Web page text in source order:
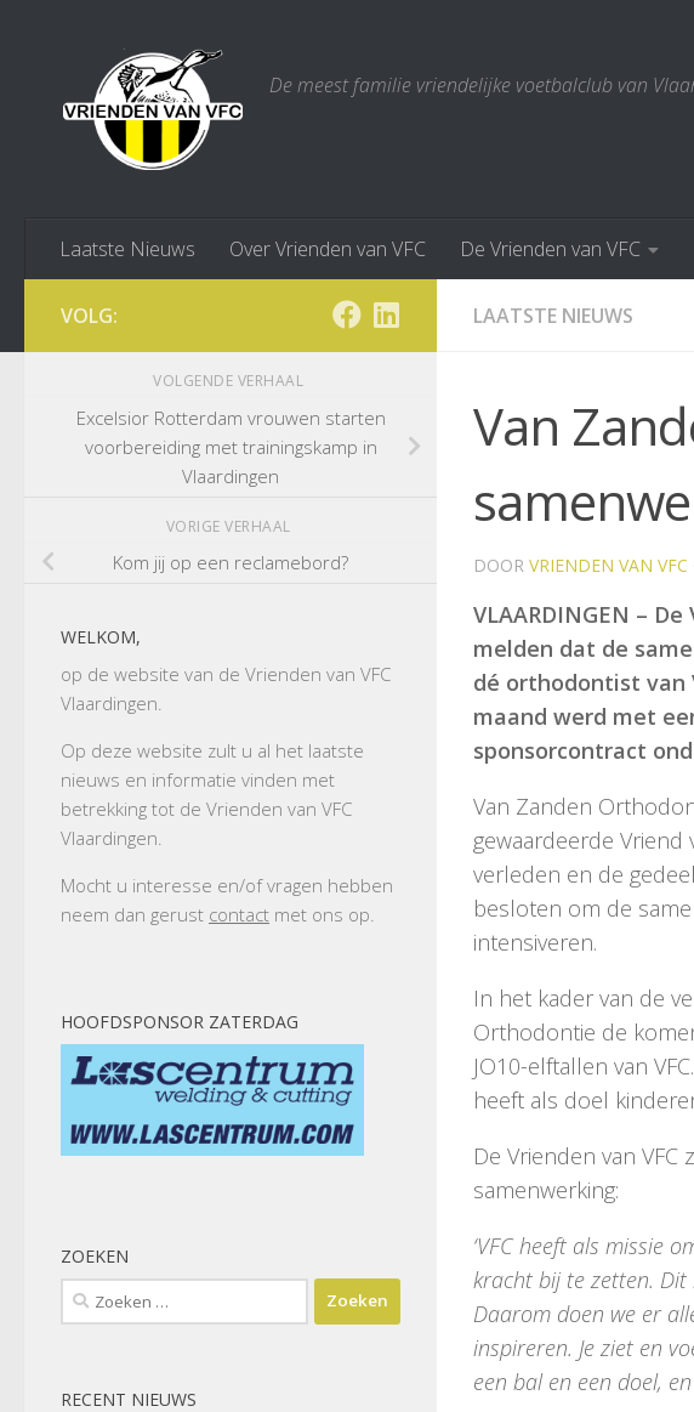
De meest familie vriendelijke voetbalclub van
Laatste Nieuws Over Vrienden van VFC De Vrienden van VFC
LAATSTE NIEUWS
Van
DOOR VRIENDEN VAN VFC
VLAARDINGEN –
melden dat de
dé orthodontist van
maand werd met
sponsorcontract
Van Zanden
gewaardeerde Vriend
verleden en de
besloten om de
intensiveren.
In het kader van de
Orthodontie de
JO10-elftallen van
heeft als doel
De Vrienden van
samenwerking:
‘VFC heeft als missie
kracht bij te zetten. Dit
Daarom doen we er
inspireren. Je ziet en
een bal en een doel,
VOLG:
VOLGENDE VERHAAL
Excelsior Rotterdam vrouwen starten
voorbereiding met trainingskamp in
Vlaardingen
VORIGE VERHAAL
Kom jij op een reclamebord?
WELKOM,
op de website van de Vrienden van VFC
Vlaardingen.
Op deze website zult u al het laatste
nieuws en informatie vinden met
betrekking tot de Vrienden van VFC
Vlaardingen.
Mocht u interesse en/of vragen hebben
neem dan gerust contact met ons op.
HOOFDSPONSOR ZATERDAG
ZOEKEN
Zoeken
naar:
RECENT NIEUWS